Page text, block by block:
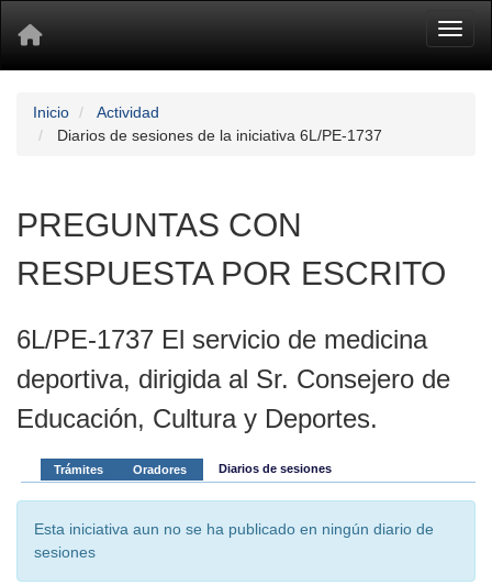
Inicio
Actividad
Diarios de sesiones de la iniciativa 6L/PE-1737
PREGUNTAS CON
RESPUESTA POR ESCRITO
6L/PE-1737 El servicio de medicina
deportiva, dirigida al Sr. Consejero de
Educación, Cultura y Deportes.
Trámites Oradores Diarios de sesiones
Esta iniciativa aun no se ha publicado en ningún diario de
sesiones